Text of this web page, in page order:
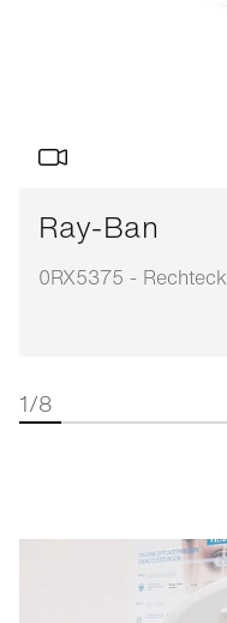
Ray-Ban
0RX5375 -
1/8